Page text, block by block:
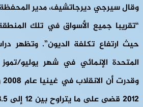
وقال سيرجي ديرجاتشيف، مدير
“تقريبا جميع الأسواق في تلك
حيث ارتفاع تكلفة الديون”. وتظهر
المتحدة الإنمائي في شهر يوليو/